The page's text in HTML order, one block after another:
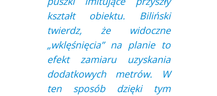
kształt obiektu. Biliński
twierdz, że widoczne
„wklęśnięcia” na planie to
efekt zamiaru uzyskania
dodatkowych metrów. W
ten sposób dzięki tym